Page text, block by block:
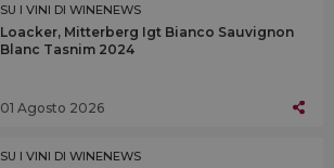
SU I VINI DI WINENEWS
Loacker, Mitterberg Igt Bianco Sauvignon
Blanc Tasnim 2024
01 Agosto 2026
SU I VINI DI WINENEWS